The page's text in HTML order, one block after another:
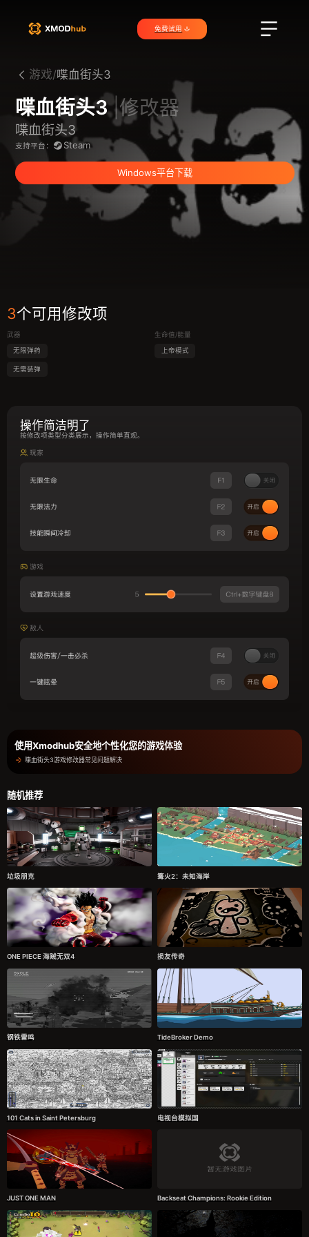
免费试用
游戏/喋血街头3
喋血街头3 |修改器
喋血街头3
支持平台： Steam
Windows平台下载
3个可用修改项
武器
无限弹药
无需装弹
生命值/能量
上帝模式
操作简洁明了
按修改项类型分类展示，操作简单直观。
使用Xmodhub安全地个性化您的游戏体验
喋血街头3游戏修改器常见问题解决
随机推荐
垃圾朋克 篝火2：未知海岸
ONE PIECE 海贼无双4 损友传奇
钢铁雷鸣 TideBroker Demo
101 Cats in Saint Petersburg 电视台模拟国
JUST ONE MAN Backseat Champions: Rookie Edition